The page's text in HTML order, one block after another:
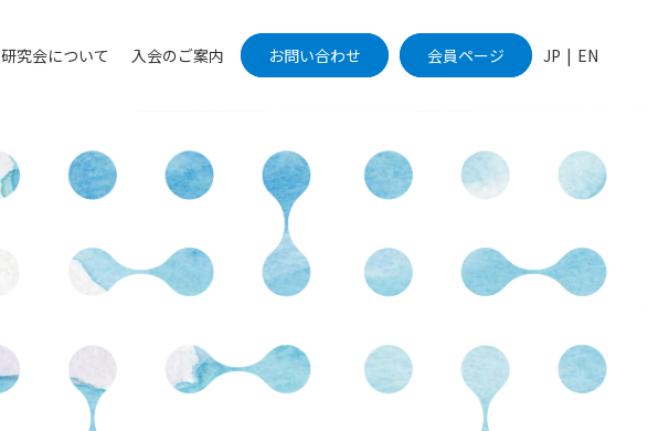
研究会について 入会のご案内 お問い合わせ 会員ページ JP | EN